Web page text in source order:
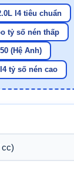
I4 tiêu chuẩn
tỷ số nén thấp
(Hệ Anh)
tỷ số nén cao